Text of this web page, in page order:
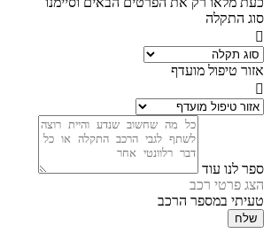
סוג התקלה
אזור טיפול מועדף
ספר לנו עוד
הצג פרטי רכב
טעיתי במספר הרכב
שלח